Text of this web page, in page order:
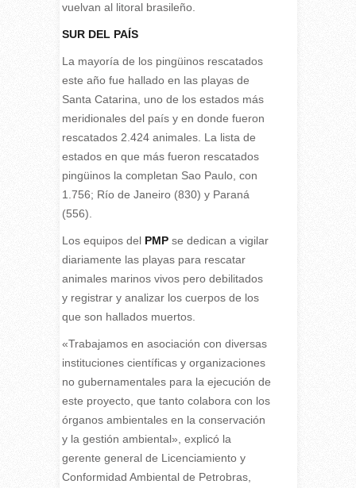
vuelvan al litoral brasileño.
SUR DEL PAÍS
La mayoría de los pingüinos rescatados
este año fue hallado en las playas de
Santa Catarina, uno de los estados más
meridionales del país y en donde fueron
rescatados 2.424 animales. La lista de
estados en que más fueron rescatados
pingüinos la completan Sao Paulo, con
1.756; Río de Janeiro (830) y Paraná
(556).
Los equipos del PMPse dedican a vigilar
diariamente las playas para rescatar
animales marinos vivos pero debilitados
y registrar y analizar los cuerpos de los
que son hallados muertos.
«Trabajamos en asociación con diversas
instituciones científicas y organizaciones
no gubernamentales para la ejecución de
este proyecto, que tanto colabora con los
órganos ambientales en la conservación
y la gestión ambiental», explicó la
gerente general de Licenciamiento y
Conformidad Ambiental de Petrobras,